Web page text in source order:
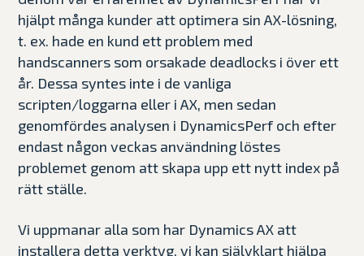
hjälpt många kunder att optimera sin AX-lösning,
t. ex. hade en kund ett problem med
handscanners som orsakade deadlocks i över ett
år. Dessa syntes inte i de vanliga
scripten/loggarna eller i AX, men sedan
genomfördes analysen i DynamicsPerf och efter
endast någon veckas användning löstes
problemet genom att skapa upp ett nytt index på
rätt ställe.
Vi uppmanar alla som har Dynamics AX att
installera detta verktyg, vi kan självklart hjälpa